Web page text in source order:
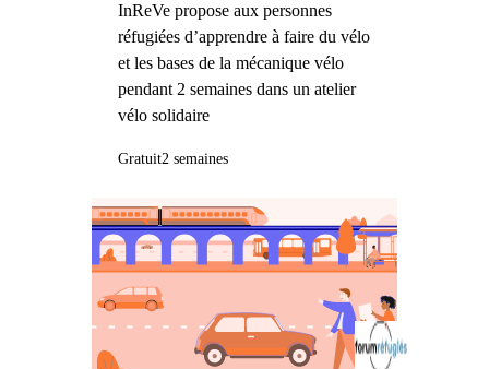
InReVe propose aux personnes
réfugiées d’apprendre à faire du vélo
et les bases de la mécanique vélo
pendant 2 semaines dans un atelier
vélo solidaire
Gratuit2 semaines